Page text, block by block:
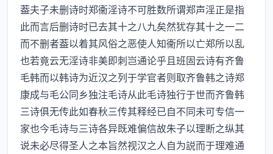
葢夫子未删诗时郑衞淫诗不可胜数所谓郑声淫正是指
此而言后删诗时已去其十之八九矣然犹存其十之一二
而不删者葢以着其风俗之恶使人知衞所以亡郑所以乱
也若竟云无淫诗非美即刺岂通论乎且班固云诗有齐鲁
毛韩而以韩诗为近汉之列于学官者则取齐鲁韩之诗郑
康成与毛公同乡独注毛诗从此毛诗独行于世而齐鲁韩
三诗俱无传此如春秋三传其释经已自不同未可专信一
家也今毛诗与三诗各异既难偏信故朱子以理断之纵其
说未必尽得圣人之本旨然视汉之人自为説而于理难通